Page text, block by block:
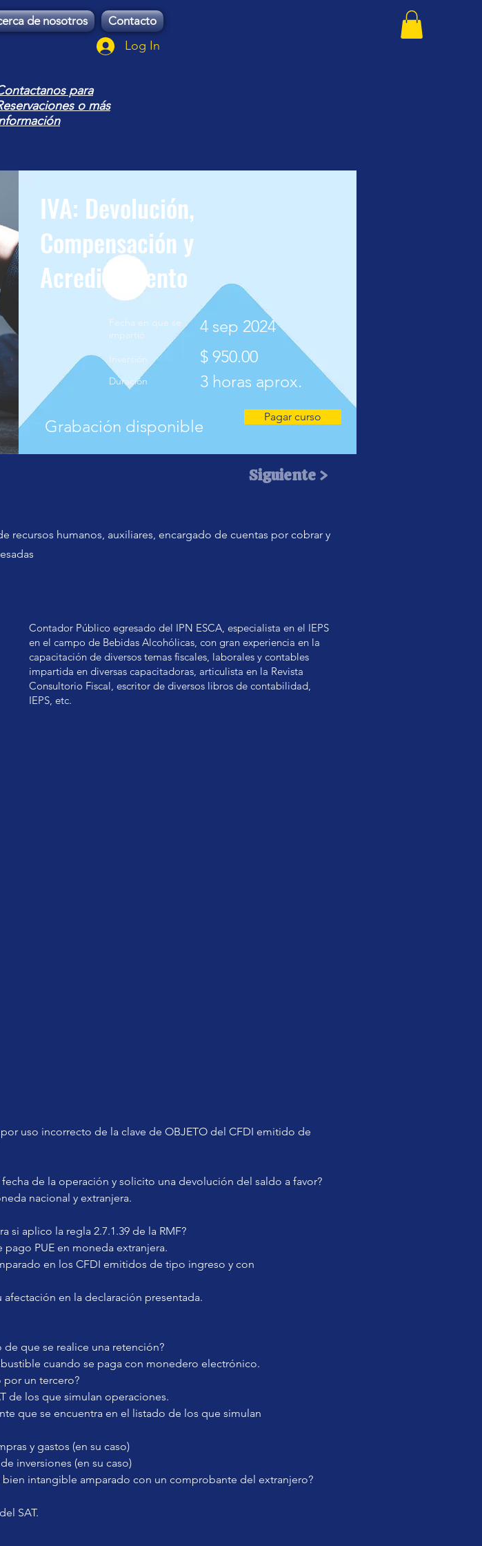
de nosotros Contacto
Log In
para
o más
IVA: Devolución,
Compensación y
Acreditamiento
Fecha en que se
impartió
Inversión
Duración
4 sep 2024
$ 950.00
3 horas aprox.
Grabación disponible Pagar curso
Siguiente >
recursos humanos, auxiliares, encargado de cuentas por cobrar y
Contador Público egresado del IPN ESCA, especialista en el IEPS
en el campo de Bebidas Alcohólicas, con gran experiencia en la
capacitación de diversos temas fiscales, laborales y contables
impartida en diversas capacitadoras, articulista en la Revista
Consultorio Fiscal, escritor de diversos libros de contabilidad,
IEPS, etc.
uso incorrecto de la clave de OBJETO del CFDI emitido de
de la operación y solicito una devolución del saldo a favor?
nacional y extranjera.
si aplico la regla 2.7.1.39 de la RMF?
PUE en moneda extranjera.
en los CFDI emitidos de tipo ingreso y con
en la declaración presentada.
que se realice una retención?
cuando se paga con monedero electrónico.
por un tercero?
de los que simulan operaciones.
que se encuentra en el listado de los que simulan
y gastos (en su caso)
inversiones (en su caso)
intangible amparado con un comprobante del extranjero?
SAT.